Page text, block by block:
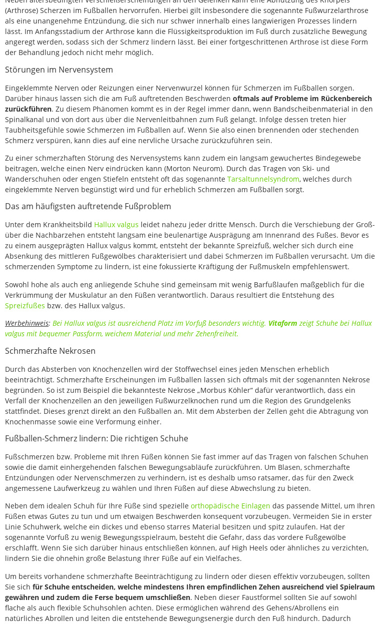
(Arthrose) Scherzen im Fußballen hervorrufen. Hierbei gilt insbesondere die sogenannte Fußwurzelarthrose
als eine unangenehme Entzündung, die sich nur schwer innerhalb eines langwierigen Prozesses lindern
lässt. Im Anfangsstadium der Arthrose kann die Flüssigkeitsproduktion im Fuß durch zusätzliche Bewegung
angeregt werden, sodass sich der Schmerz lindern lässt. Bei einer fortgeschrittenen Arthrose ist diese Form
der Behandlung jedoch nicht mehr möglich.
Störungen im Nervensystem
Eingeklemmte Nerven oder Reizungen einer Nervenwurzel können für Schmerzen im Fußballen sorgen.
Darüber hinaus lassen sich die am Fuß auftretenden Beschwerden oftmals auf Probleme im Rückenbereich
zurückführen. Zu diesem Phänomen kommt es in der Regel immer dann, wenn Bandscheibenmaterial in den
Spinalkanal und von dort aus über die Nervenleitbahnen zum Fuß gelangt. Infolge dessen treten hier
Taubheitsgefühle sowie Schmerzen im Fußballen auf. Wenn Sie also einen brennenden oder stechenden
Schmerz verspüren, kann dies auf eine nervliche Ursache zurückzuführen sein.
Zu einer schmerzhaften Störung des Nervensystems kann zudem ein langsam gewuchertes Bindegewebe
beitragen, welche einen Nerv eindrücken kann (Morton Neurom). Durch das Tragen von Ski- und
Wanderschuhen oder engen Stiefeln entsteht oft das sogenannte Tarsaltunnelsyndrom, welches durch
eingeklemmte Nerven begünstigt wird und für erheblich Schmerzen am Fußballen sorgt.
Das am häufigsten auftretende Fußproblem
Unter dem Krankheitsbild Hallux valgus leidet nahezu jeder dritte Mensch. Durch die Verschiebung der Groß-
über die Nachbarzehen entsteht langsam eine beulenartige Ausprägung am Innenrand des Fußes. Bevor es
zu einem ausgeprägten Hallux valgus kommt, entsteht der bekannte Spreizfuß, welcher sich durch eine
Absenkung des mittleren Fußgewölbes charakterisiert und dabei Schmerzen im Fußballen verursacht. Um die
schmerzenden Symptome zu lindern, ist eine fokussierte Kräftigung der Fußmuskeln empfehlenswert.
Sowohl hohe als auch eng anliegende Schuhe sind gemeinsam mit wenig Barfußlaufen maßgeblich für die
Verkrümmung der Muskulatur an den Füßen verantwortlich. Daraus resultiert die Entstehung des
Spreizfußes bzw. des Hallux valgus.
Werbehinweis: Bei Hallux valgus ist ausreichend Platz im Vorfuß besonders wichtig. Vitaform zeigt Schuhe bei Hallux
valgus mit bequemer Passform, weichem Material und mehr Zehenfreiheit.
Schmerzhafte Nekrosen
Durch das Absterben von Knochenzellen wird der Stoffwechsel eines jeden Menschen erheblich
beeinträchtigt. Schmerzhafte Erscheinungen im Fußballen lassen sich oftmals mit der sogenannten Nekrose
begründen. So ist zum Beispiel die bekannteste Nekrose „Morbus Köhler“ dafür verantwortlich, dass ein
Verfall der Knochenzellen an den jeweiligen Fußwurzelknochen rund um die Region des Grundgelenks
stattfindet. Dieses grenzt direkt an den Fußballen an. Mit dem Absterben der Zellen geht die Abtragung von
Knochenmasse sowie eine Verformung einher.
Fußballen-Schmerz lindern: Die richtigen Schuhe
Fußschmerzen bzw. Probleme mit Ihren Füßen können Sie fast immer auf das Tragen von falschen Schuhen
sowie die damit einhergehenden falschen Bewegungsabläufe zurückführen. Um Blasen, schmerzhafte
Entzündungen oder Nervenschmerzen zu verhindern, ist es deshalb umso ratsamer, das für den Zweck
angemessene Laufwerkzeug zu wählen und Ihren Füßen auf diese Abwechslung zu bieten.
Neben dem idealen Schuh für Ihre Füße sind spezielle orthopädische Einlagen das passende Mittel, um Ihren
Füßen etwas Gutes zu tun und um etwaigen Beschwerden konsequent vorzubeugen. Vermeiden Sie in erster
Linie Schuhwerk, welche ein dickes und ebenso starres Material besitzen und spitz zulaufen. Hat der
sogenannte Vorfuß zu wenig Bewegungsspielraum, besteht die Gefahr, dass das vordere Fußgewölbe
erschlafft. Wenn Sie sich darüber hinaus entschließen können, auf High Heels oder ähnliches zu verzichten,
lindern Sie die ohnehin große Belastung Ihrer Füße auf ein Vielfaches.
Um bereits vorhandene schmerzhafte Beeinträchtigung zu lindern oder diesen effektiv vorzubeugen, sollten
Sie sich für Schuhe entscheiden, welche mindestens Ihren empfindlichen Zehen ausreichend viel Spielraum
gewähren und zudem die Ferse bequem umschließen. Neben dieser Faustformel sollten Sie auf sowohl
flache als auch flexible Schuhsohlen achten. Diese ermöglichen während des Gehens/Abrollens ein
natürliches Abrollen und leiten die entstehende Bewegungsenergie durch den Fuß hindurch. Dadurch